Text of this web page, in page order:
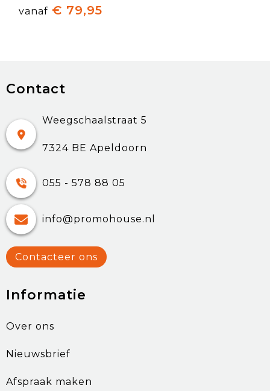
vanaf € 79,95
Contact
Weegschaalstraat 5
7324 BE Apeldoorn
055 - 578 88 05
info@promohouse.nl
Contacteer ons
Informatie
Over ons
Nieuwsbrief
Afspraak maken